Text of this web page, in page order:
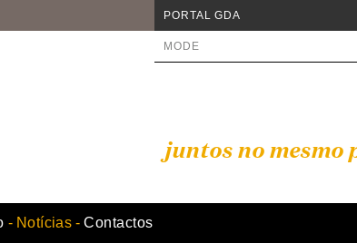
PORTAL GDA
juntos no mesmo
MODE
Notícias Contactos